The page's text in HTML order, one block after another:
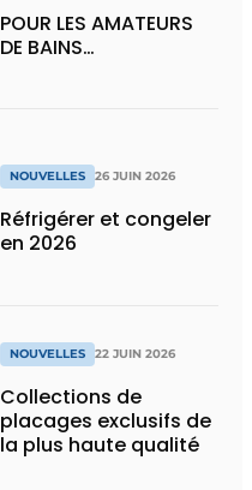
POUR LES AMATEURS
DE BAINS…
NOUVELLES 26 JUIN 2026
Réfrigérer et congeler
en 2026
NOUVELLES 22 JUIN 2026
Collections de
placages exclusifs de
la plus haute qualité